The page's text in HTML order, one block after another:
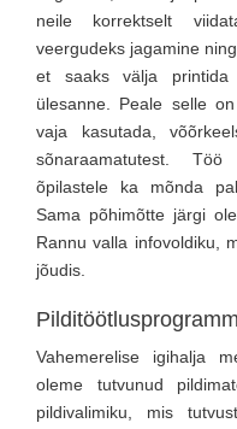
neile korrektselt
veergudeks jagamine
et saaks välja
ülesanne. Peale selle
vaja kasutada,
sõnaraamatutest.
õpilastele ka mõnda
Sama põhimõtte järgi
Rannu valla infovoldiku,
jõudis.
Vahemerelise igihalja
oleme tutvunud
pildivalimiku, mis